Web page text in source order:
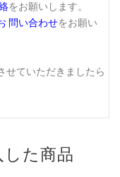
をお願いします。
問い合わせをお願い
せていただきましたら
した商品